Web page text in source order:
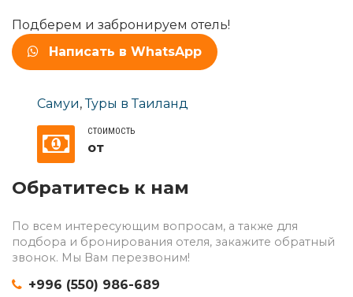
Подберем и забронируем отель!
Написать в WhatsApp
Самуи,Туры в Таиланд
СТОИМОСТЬ
от
Обратитесь к нам
По всем интересующим вопросам, а также для
подбора и бронирования отеля, закажите обратный
звонок. Мы Вам перезвоним!
+996 (550) 986-689